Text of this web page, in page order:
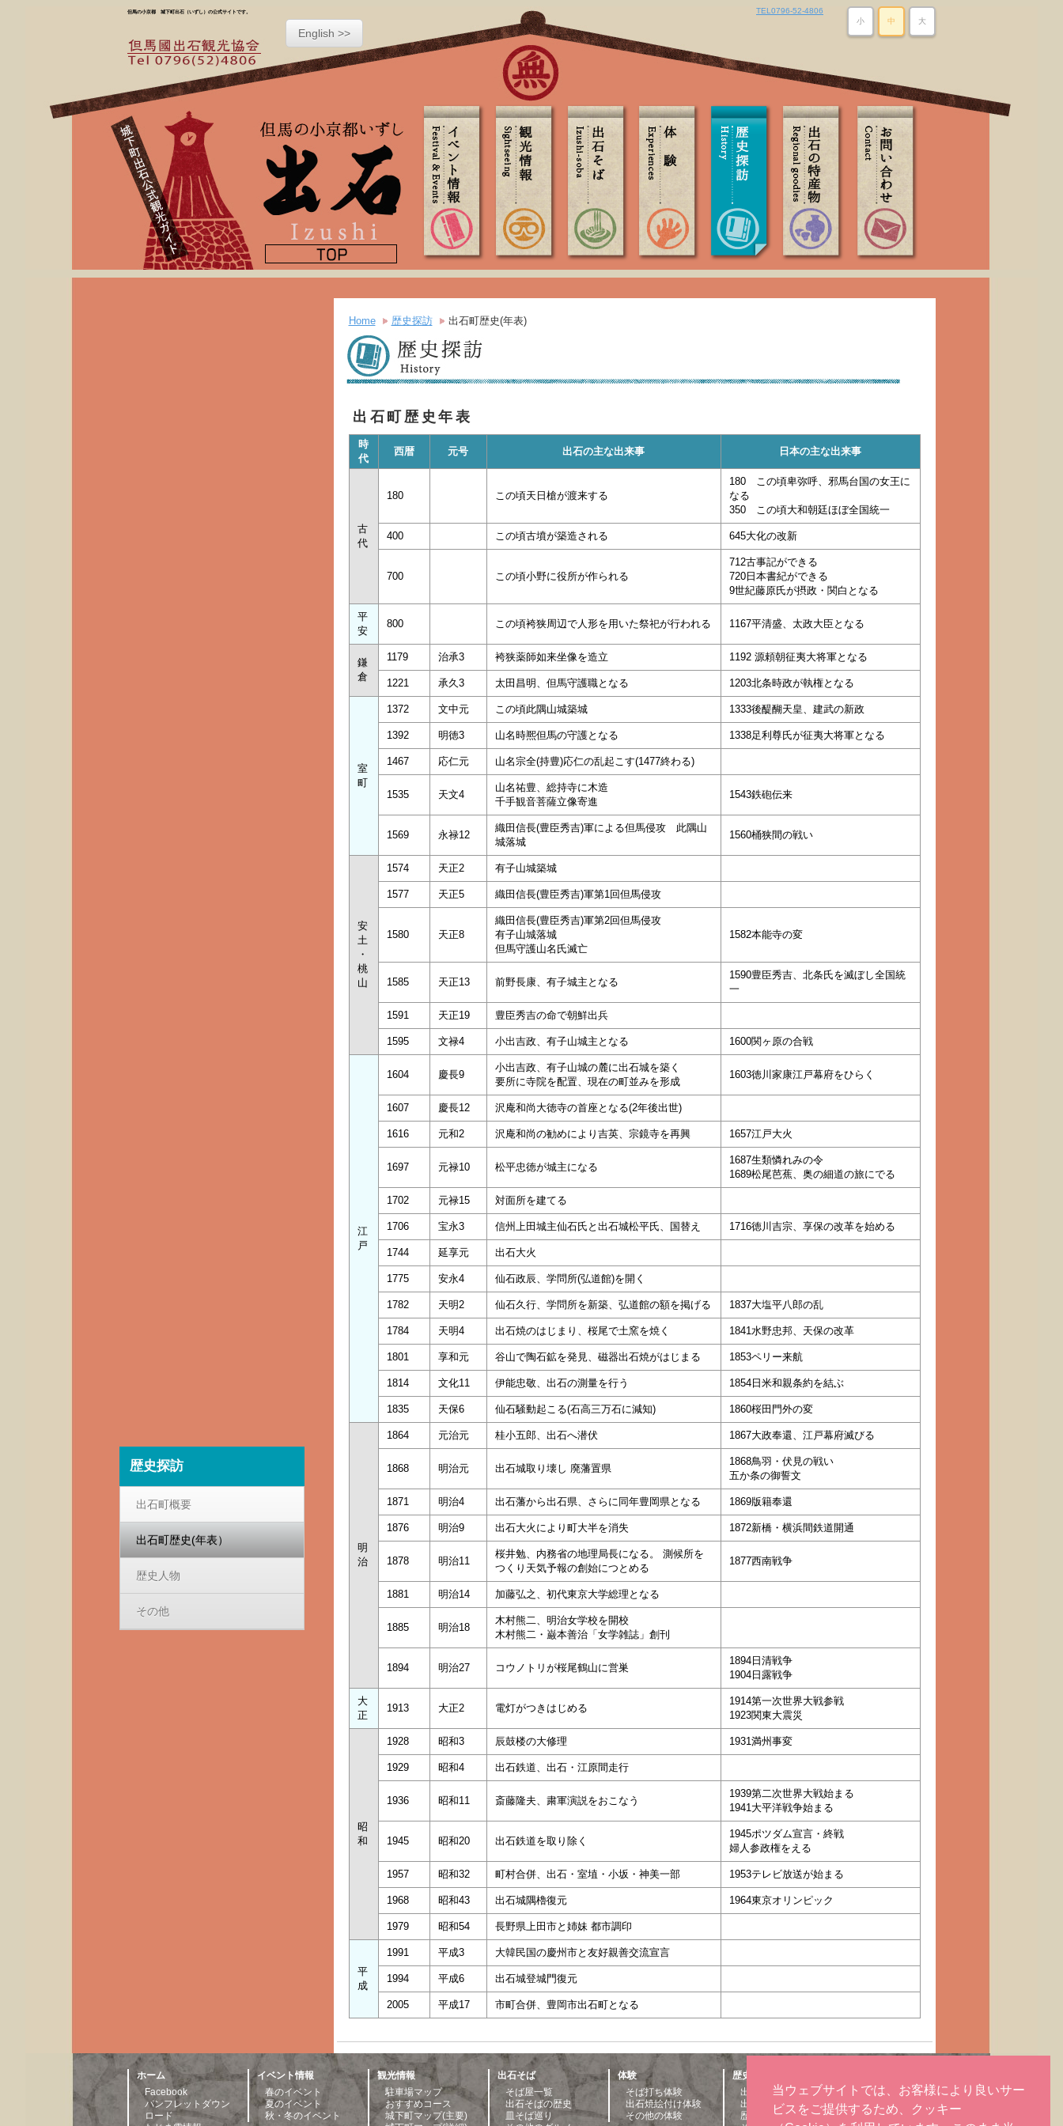
但馬の小京都 城下町出石（いずし）の公式サイトです。
English >>
TEL0796-52-4806
小
中 大
Home 歴史探訪 出石町歴史(年表)
出石町歴史年表
時
代
西暦 元号 出石の主な出来事 日本の主な出来事
古
代
180 この頃天日槍が渡来する
180 この頃卑弥呼、邪馬台国の女王に
なる
350 この頃大和朝廷ほぼ全国統一
400 この頃古墳が築造される 645大化の改新
700 この頃小野に役所が作られる
712古事記ができる
720日本書紀ができる
9世紀藤原氏が摂政・関白となる
平
安
800 この頃袴狭周辺で人形を用いた祭祀が行われる 1167平清盛、太政大臣となる
鎌
倉
1179 治承3 袴狭薬師如来坐像を造立 1192 源頼朝征夷大将軍となる
1221 承久3 太田昌明、但馬守護職となる 1203北条時政が執権となる
室
町
1372 文中元 この頃此隅山城築城 1333後醍醐天皇、建武の新政
1392 明徳3 山名時熈但馬の守護となる 1338足利尊氏が征夷大将軍となる
1467 応仁元 山名宗全(持豊)応仁の乱起こす(1477終わる)
1535 天文4
山名祐豊、総持寺に木造
千手観音菩薩立像寄進
1543鉄砲伝来
1569 永禄12
織田信長(豊臣秀吉)軍による但馬侵攻 此隅山
城落城
1560桶狭間の戦い
安
土
・
桃
山
1574 天正2 有子山城築城
1577 天正5 織田信長(豊臣秀吉)軍第1回但馬侵攻
1580 天正8
織田信長(豊臣秀吉)軍第2回但馬侵攻
有子山城落城
但馬守護山名氏滅亡
1582本能寺の変
1585 天正13 前野長康、有子城主となる
1590豊臣秀吉、北条氏を滅ぼし全国統
一
1591 天正19 豊臣秀吉の命で朝鮮出兵
1595 文禄4 小出吉政、有子山城主となる 1600関ヶ原の合戦
江
戸
1604 慶長9
小出吉政、有子山城の麓に出石城を築く
要所に寺院を配置、現在の町並みを形成
1603徳川家康江戸幕府をひらく
1607 慶長12 沢庵和尚大徳寺の首座となる(2年後出世)
1616 元和2 沢庵和尚の勧めにより吉英、宗鏡寺を再興 1657江戸大火
1697 元禄10 松平忠徳が城主になる
1687生類憐れみの令
1689松尾芭蕉、奥の細道の旅にでる
1702 元禄15 対面所を建てる
1706 宝永3 信州上田城主仙石氏と出石城松平氏、国替え 1716徳川吉宗、享保の改革を始める
1744 延享元 出石大火
1775 安永4 仙石政辰、学問所(弘道館)を開く
1782 天明2 仙石久行、学問所を新築、弘道館の額を掲げる 1837大塩平八郎の乱
1784 天明4 出石焼のはじまり、桜尾で土窯を焼く 1841水野忠邦、天保の改革
1801 享和元 谷山で陶石鉱を発見、磁器出石焼がはじまる 1853ペリー来航
1814 文化11 伊能忠敬、出石の測量を行う 1854日米和親条約を結ぶ
1835 天保6 仙石騒動起こる(石高三万石に減知) 1860桜田門外の変
明
治
1864 元治元 桂小五郎、出石へ潜伏 1867大政奉還、江戸幕府滅びる
1868 明治元 出石城取り壊し 廃藩置県
1868鳥羽・伏見の戦い
五か条の御誓文
1871 明治4 出石藩から出石県、さらに同年豊岡県となる 1869版籍奉還
1876 明治9 出石大火により町大半を消失 1872新橋・横浜間鉄道開通
1878 明治11
桜井勉、内務省の地理局長になる。 測候所を
つくり天気予報の創始につとめる
1877西南戦争
1881 明治14 加藤弘之、初代東京大学総理となる
1885 明治18
木村熊二、明治女学校を開校
木村熊二・巌本善治「女学雑誌」創刊
1894 明治27 コウノトリが桜尾鶴山に営巣
1894日清戦争
1904日露戦争
大
正
1913 大正2 電灯がつきはじめる
1914第一次世界大戦参戦
1923関東大震災
昭
和
1928 昭和3 辰鼓楼の大修理 1931満州事変
1929 昭和4 出石鉄道、出石・江原間走行
1936 昭和11 斎藤隆夫、粛軍演説をおこなう
1939第二次世界大戦始まる
1941大平洋戦争始まる
1945 昭和20 出石鉄道を取り除く
1945ポツダム宣言・終戦
婦人参政権をえる
1957 昭和32 町村合併、出石・室埴・小坂・神美一部 1953テレビ放送が始まる
1968 昭和43 出石城隅櫓復元 1964東京オリンピック
1979 昭和54 長野県上田市と姉妹 都市調印
平
成
1991 平成3 大韓民国の慶州市と友好親善交流宣言
1994 平成6 出石城登城門復元
2005 平成17 市町合併、豊岡市出石町となる
歴史探訪
出石町概要
出石町歴史(年表）
歴史人物
その他
ホーム
Facebook
パンフレットダウン
ロード
イベント情報
春のイベント
夏のイベント
秋・冬のイベント
観光情報
駐車場マップ
おすすめコース
城下町マップ(主要)
出石そば
そば屋一覧
出石そばの歴史
皿そば巡り
体験
そば打ち体験
出石焼絵付け体験
その他の体験
歴史探訪
出石町概要
出石町年表
歴史人物
お問い合わせ
公示
当ウェブサイトでは、お客様により良いサー
ビスをご提供するため、クッキー